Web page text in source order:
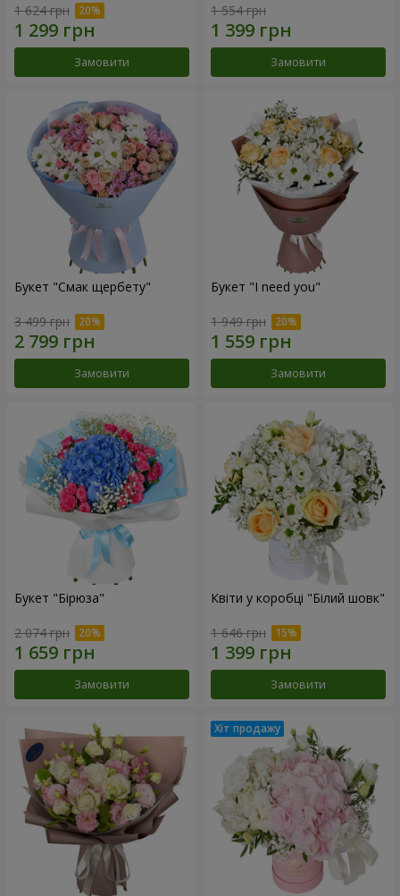
1 624 грн
Замовити
1 554 грн
Замовити
Букет "Смак щербету"
3 499 грн
Замовити
Букет "I need you"
1 949 грн
Замовити
Букет "Бірюза"
2 074 грн
Замовити
Квіти у коробці "Білий шовк"
1 646 грн
Замовити